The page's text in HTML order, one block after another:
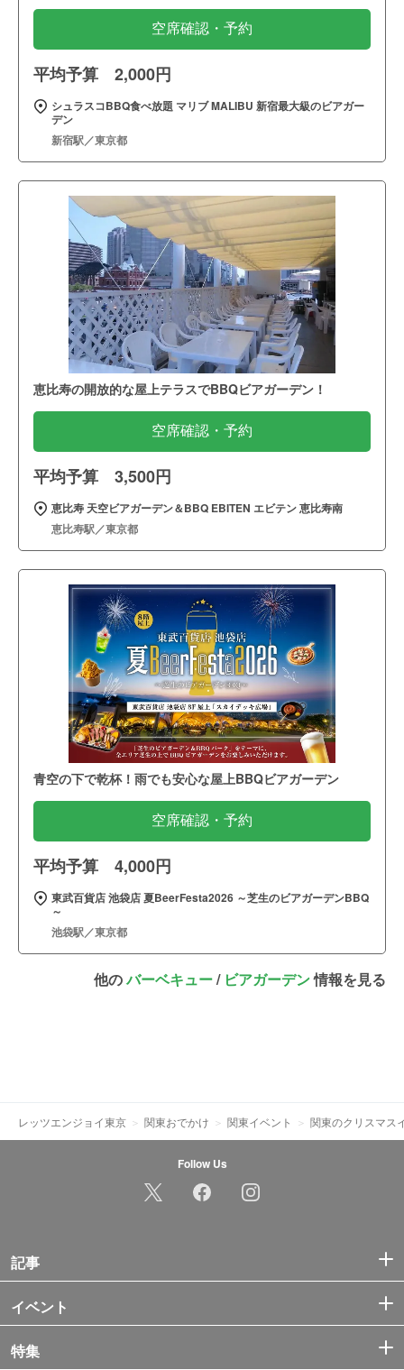
空席確認・予約
平均予算 2,000円
シュラスコBBQ食べ放題 マリブ MALIBU 新宿最大級のビアガー
デン
新宿駅／東京都
恵比寿の開放的な屋上テラスでBBQビアガーデン！
空席確認・予約
平均予算 3,500円
恵比寿 天空ビアガーデン＆BBQ EBITEN エビテン 恵比寿南
恵比寿駅／東京都
青空の下で乾杯！雨でも安心な屋上BBQビアガーデン
空席確認・予約
平均予算 4,000円
東武百貨店 池袋店 夏BeerFesta2026 ～芝生のビアガーデンBBQ
～
池袋駅／東京都
他のバーベキュー/ ビアガーデン情報を見る
レッツエンジョイ東京 関東おでかけ 関東イベント 関東のクリスマス
Follow Us
記事
イベント
特集